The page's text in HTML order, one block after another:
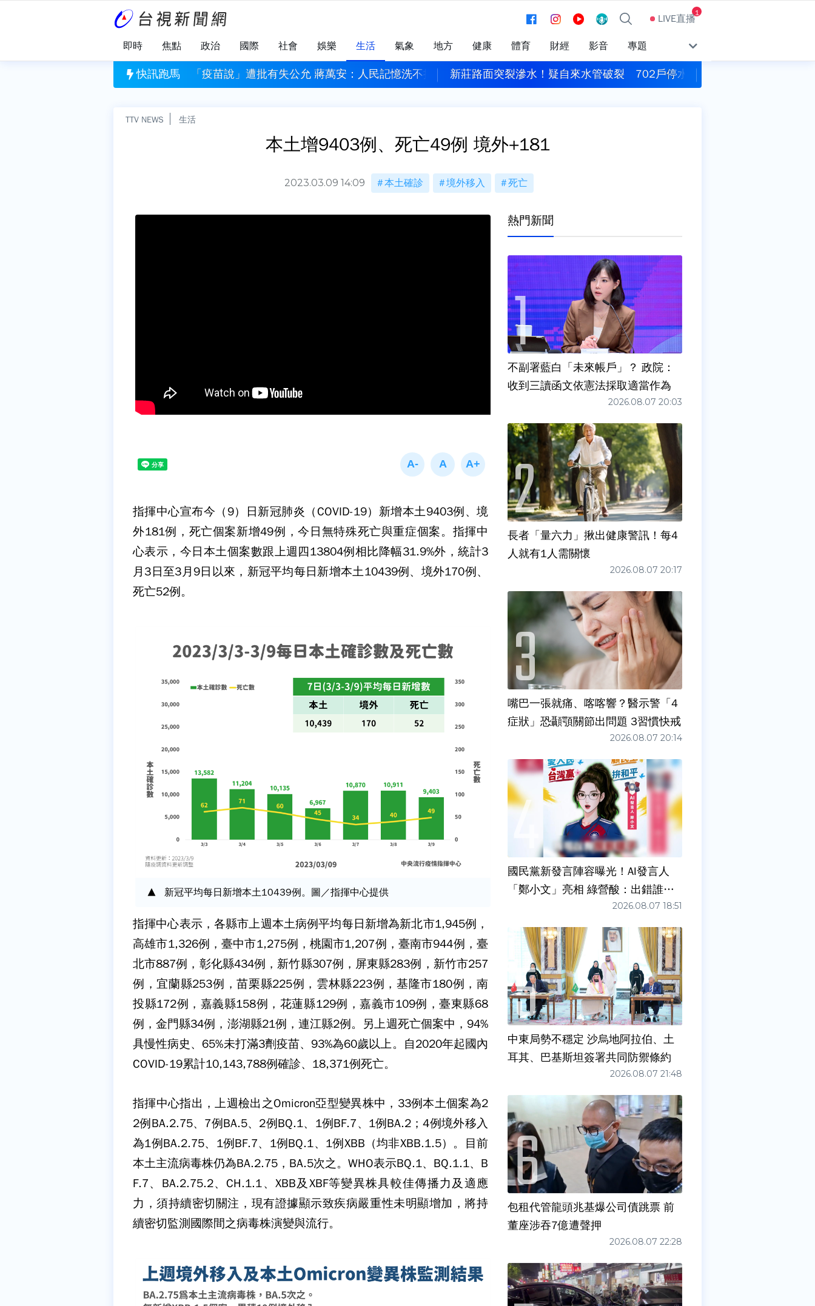
LIVE直播1
即時 焦點 政治 國際 社會 娛樂 生活 氣象 地方 健康 體育 財經 影音 專題
快訊跑馬
有失公允 蔣萬安：人民記憶洗不掉 新莊路面突裂滲水！疑自來水管破裂 702戶停水搶修白海豚外圍環流襲台！ 7縣市發布大雨特報
TTV NEWS 生活
本土增9403例、死亡49例 境外+181
2023.03.09 14:09 本土確診 境外移入 死亡
指揮中心宣布今（9）日新冠肺炎（COVID-19）新增本土9403例、境
外181例，死亡個案新增49例，今日無特殊死亡與重症個案。指揮中
心表示，今日本土個案數跟上週四13804例相比降幅31.9%外，統計3
月3日至3月9日以來，新冠平均每日新增本土10439例、境外170例、
死亡52例。
新冠平均每日新增本土10439例。圖／指揮中心提供
指揮中心表示，各縣市上週本土病例平均每日新增為新北市1,945例，
高雄市1,326例，臺中市1,275例，桃園市1,207例，臺南市944例，臺
北市887例，彰化縣434例，新竹縣307例，屏東縣283例，新竹市257
例，宜蘭縣253例，苗栗縣225例，雲林縣223例，基隆市180例，南
投縣172例，嘉義縣158例，花蓮縣129例，嘉義市109例，臺東縣68
例，金門縣34例，澎湖縣21例，連江縣2例。另上週死亡個案中，94%
具慢性病史、65%未打滿3劑疫苗、93%為60歲以上。自2020年起國內
COVID-19累計10,143,788例確診、18,371例死亡。
指揮中心指出，上週檢出之Omicron亞型變異株中，33例本土個案為2
2例BA.2.75、7例BA.5、2例BQ.1、1例BF.7、1例BA.2；4例境外移入
為1例BA.2.75、1例BF.7、1例BQ.1、1例XBB（均非XBB.1.5）。目前
本土主流病毒株仍為BA.2.75，BA.5次之。WHO表示BQ.1、BQ.1.1、B
F.7、BA.2.75.2、CH.1.1、XBB及XBF等變異株具較佳傳播力及適應
力，須持續密切關注，現有證據顯示致疾病嚴重性未明顯增加，將持
續密切監測國際間之病毒株演變與流行。
熱門新聞
不副署藍白「未來帳戶」？ 政院：
收到三讀函文依憲法採取適當作為
2026.08.07 20:03
長者「量六力」揪出健康警訊！每4
人就有1人需關懷
2026.08.07 20:17
嘴巴一張就痛、喀喀響？醫示警「4
症狀」恐顳顎關節出問題 3習慣快戒
2026.08.07 20:14
國民黨新發言陣容曝光！AI發言人
「鄭小文」亮相 綠營酸：出錯誰負
2026.08.07 18:51
中東局勢不穩定 沙烏地阿拉伯、土
耳其、巴基斯坦簽署共同防禦條約
2026.08.07 21:48
包租代管龍頭兆基爆公司債跳票 前
董座涉吞7億遭聲押
2026.08.07 22:28